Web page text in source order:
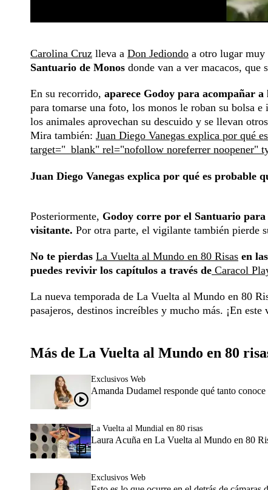
Carolina Cruz lleva a Don Jediondo a otro lugar muy
Santuario de Monos donde van a ver macacos, que
En su recorrido, aparece Godoy para acompañar a
para tomarse una foto, los monos le roban su bolsa
los animales aprovechan su descuido y se llevan
Mira también: Juan Diego Vanegas explica por qué
target="_blank" rel="nofollow noreferrer noopener"
Juan Diego Vanegas explica por qué es probable
Posteriormente, Godoy corre por el Santuario
visitante. Por otra parte, el vigilante también pierde
No te pierdas La Vuelta al Mundo en 80 Risas en
puedes revivir los capítulos a través de Caracol
La nueva temporada de La Vuelta al Mundo en 80
pasajeros, destinos increíbles y mucho más. ¡En este
Más de La Vuelta al Mundo en 80
Exclusivos Web
Amanda Dudamel responde qué tanto
La Vuelta al Mundial en 80 risas
Laura Acuña en La Vuelta al Mundo en 80
Exclusivos Web